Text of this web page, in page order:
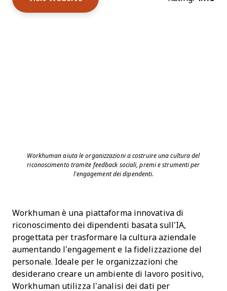
Workhuman aiuta le organizzazioni a costruire una cultura del
riconoscimento tramite feedback sociali, premi e strumenti per
l’engagement dei dipendenti.
Workhuman è una piattaforma innovativa di
riconoscimento dei dipendenti basata sull’IA,
progettata per trasformare la cultura aziendale
aumentando l’engagement e la fidelizzazione del
personale. Ideale per le organizzazioni che
desiderano creare un ambiente di lavoro positivo,
Workhuman utilizza l’analisi dei dati per